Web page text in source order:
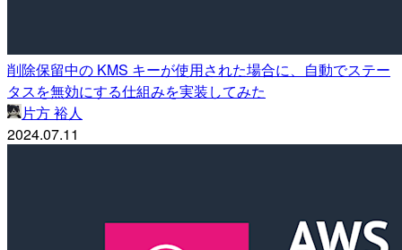
削除保留中の KMS キーが使用された場合に、自動でステー
タスを無効にする仕組みを実装してみた
片方 裕人
2024.07.11